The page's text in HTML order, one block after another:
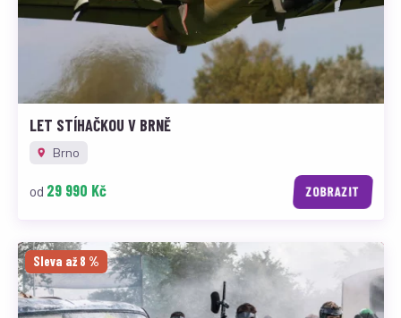
LET STÍHAČKOU V BRNĚ
Brno
od 29 990 Kč ZOBRAZIT
Sleva až 8 %